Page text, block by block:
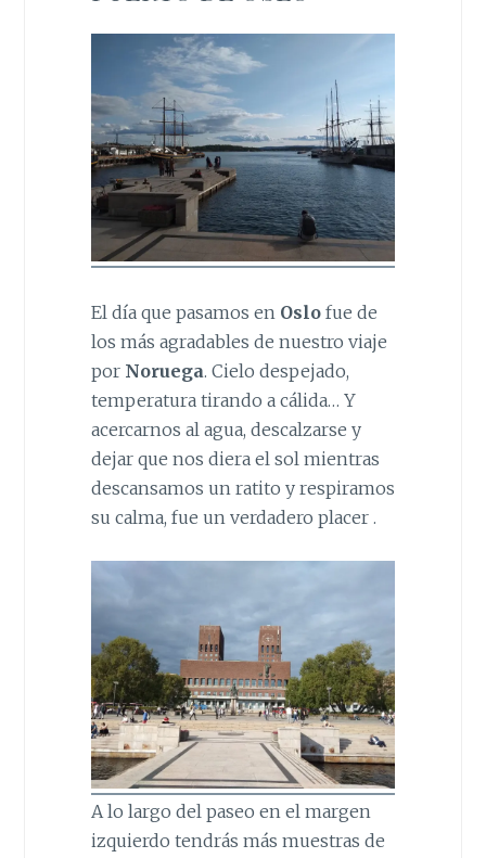
El día que pasamos en Oslofue de
los más agradables de nuestro viaje
por Noruega. Cielo despejado,
temperatura tirando a cálida… Y
acercarnos al agua, descalzarse y
dejar que nos diera el sol mientras
descansamos un ratito y respiramos
su calma, fue un verdadero placer .
A lo largo del paseo en el margen
izquierdo tendrás más muestras de